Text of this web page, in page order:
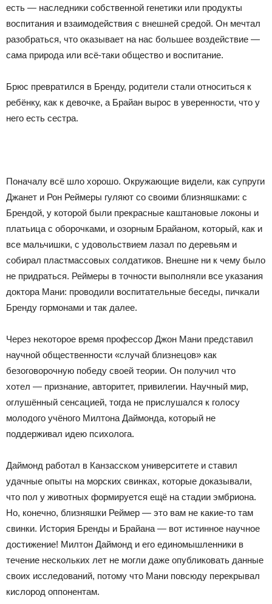
есть — наследники собственной генетики или продукты
воспитания и взаимодействия с внешней средой. Он мечтал
разобраться, что оказывает на нас большее воздействие —
сама природа или всё-таки общество и воспитание.
Брюс превратился в Бренду, родители стали относиться к
ребёнку, как к девочке, а Брайан вырос в уверенности, что у
него есть сестра.
Поначалу всё шло хорошо. Окружающие видели, как супруги
Джанет и Рон Реймеры гуляют со своими близняшками: с
Брендой, у которой были прекрасные каштановые локоны и
платьица с оборочками, и озорным Брайаном, который, как и
все мальчишки, с удовольствием лазал по деревьям и
собирал пластмассовых солдатиков. Внешне ни к чему было
не придраться. Реймеры в точности выполняли все указания
доктора Мани: проводили воспитательные беседы, пичкали
Бренду гормонами и так далее.
Через некоторое время профессор Джон Мани представил
научной общественности «случай близнецов» как
безоговорочную победу своей теории. Он получил что
хотел — признание, авторитет, привилегии. Научный мир,
оглушённый сенсацией, тогда не прислушался к голосу
молодого учёного Милтона Даймонда, который не
поддерживал идею психолога.
Даймонд работал в Канзасском университете и ставил
удачные опыты на морских свинках, которые доказывали,
что пол у животных формируется ещё на стадии эмбриона.
Но, конечно, близняшки Реймер — это вам не какие-то там
свинки. История Бренды и Брайана — вот истинное научное
достижение! Милтон Даймонд и его единомышленники в
течение нескольких лет не могли даже опубликовать данные
своих исследований, потому что Мани повсюду перекрывал
кислород оппонентам.